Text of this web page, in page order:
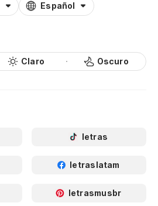
Español
Claro Oscuro
letras
letraslatam
letrasmusbr